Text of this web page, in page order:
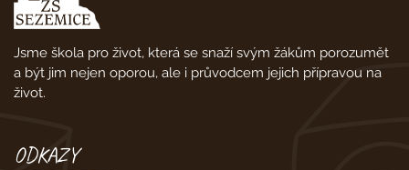
Jsme škola pro život, která se snaží svým žákům porozumět
a být jim nejen oporou, ale i průvodcem jejich přípravou na
život.
ODKAZY